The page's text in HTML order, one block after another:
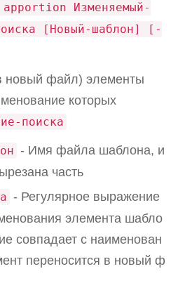
Изменяемый-
[Новый-шаблон] [-
новый файл) элементы
которых
поиска
- Имя файла шаблона, и
часть
- Регулярное выражение
элемента шабло
совпадает с наименован
переносится в новый ф